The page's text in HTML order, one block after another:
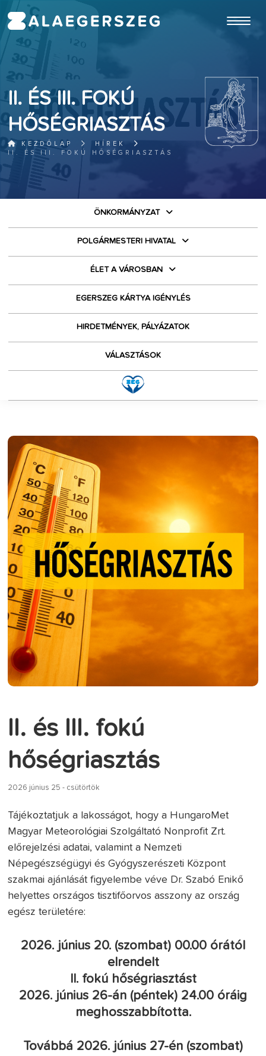
II. ÉS III. FOKÚ
HŐSÉGRIASZTÁS
KEZDŐLAP
HÍREK
II. ÉS III. FOKÚ HŐSÉGRIASZTÁS
ÖNKORMÁNYZAT
POLGÁRMESTERI HIVATAL
ÉLET A VÁROSBAN
EGERSZEG KÁRTYA IGÉNYLÉS
HIRDETMÉNYEK, PÁLYÁZATOK
VÁLASZTÁSOK
II. és III. fokú
hőségriasztás
2026 június 25 - csütörtök
Tájékoztatjuk a lakosságot, hogy a HungaroMet
Magyar Meteorológiai Szolgáltató Nonprofit Zrt.
előrejelzési adatai, valamint a Nemzeti
Népegészségügyi és Gyógyszerészeti Központ
szakmai ajánlását figyelembe véve Dr. Szabó Enikő
helyettes országos tisztifőorvos asszony az ország
egész területére:
2026. június 20. (szombat) 00.00 órától
elrendelt
II. fokú hőségriasztást
2026. június 26-án (péntek) 24.00 óráig
meghosszabbította.
Továbbá 2026. június 27-én (szombat)